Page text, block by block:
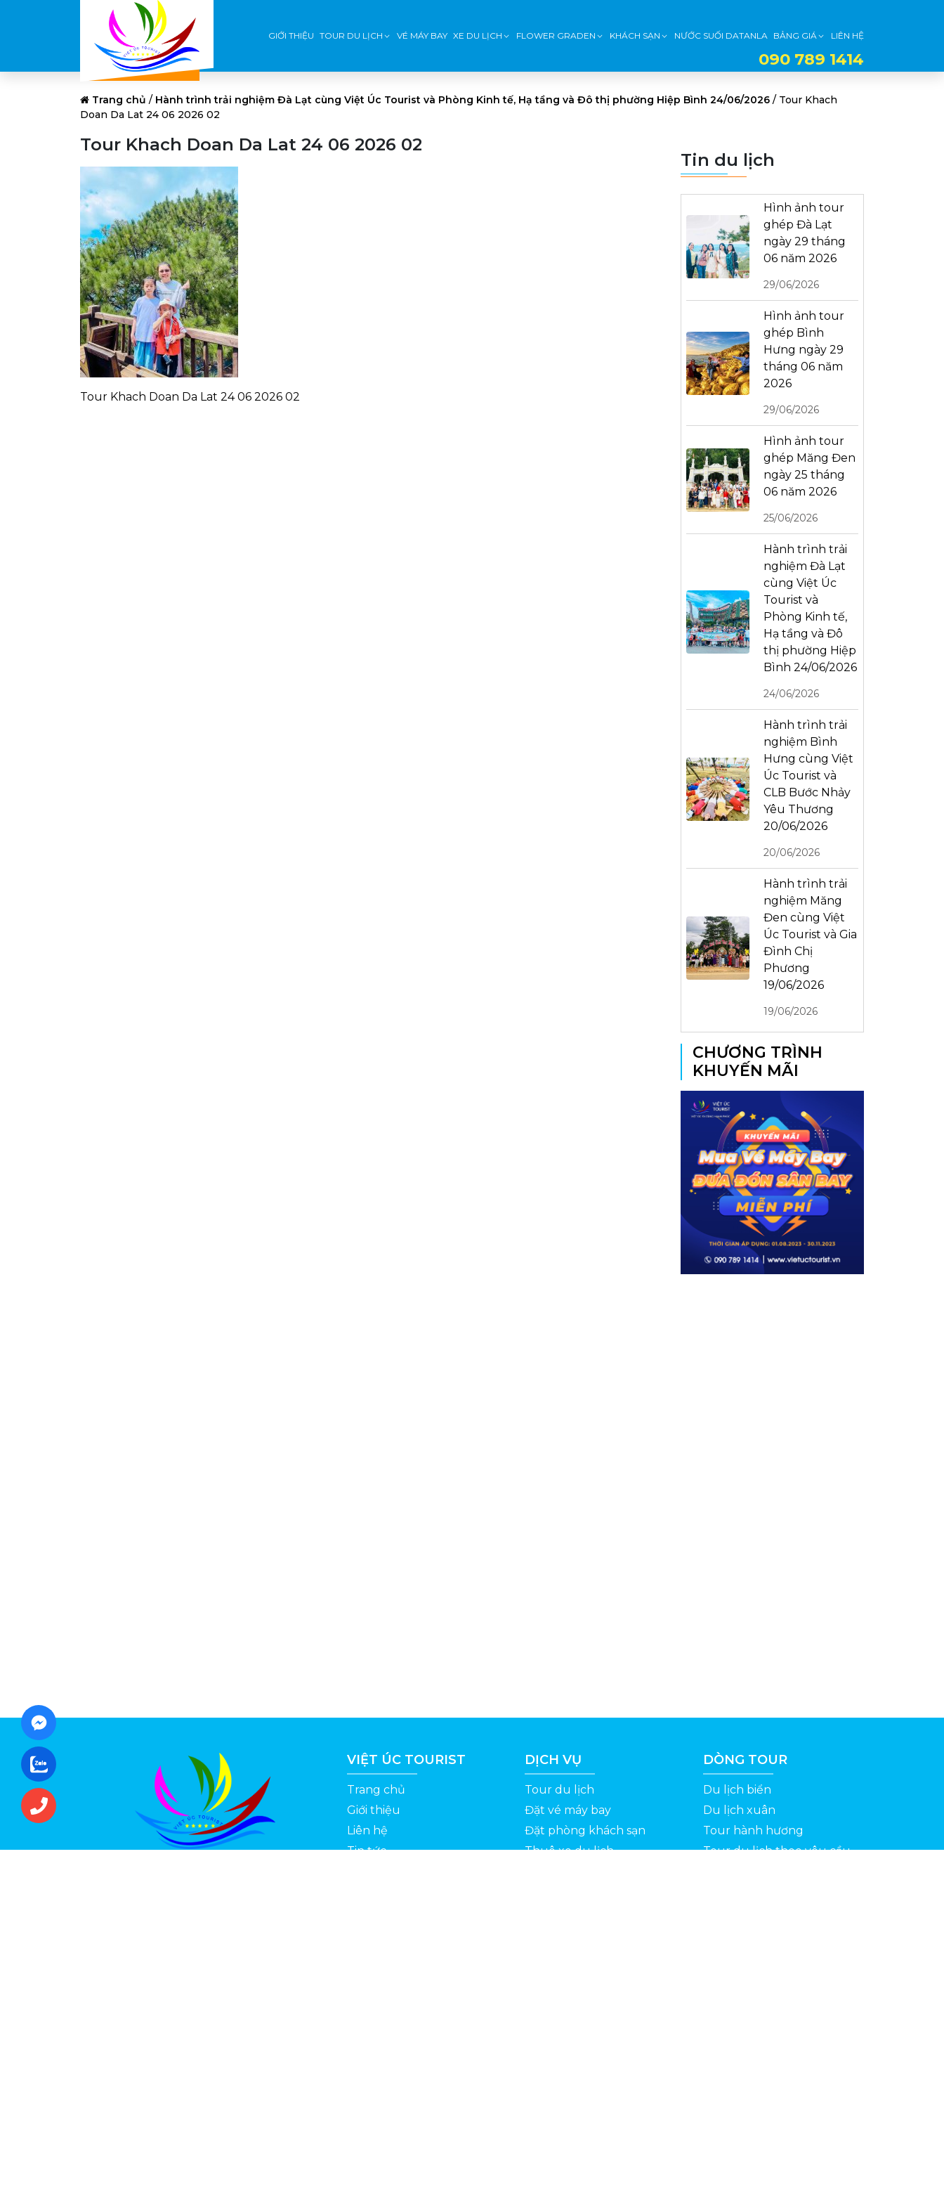
GIỚI THIỆU TOUR DU LỊCH VÉ MÁY BAY XE DU LỊCH FLOWER GRADEN KHÁCH SẠN NƯỚC SUỐI DATANLA BẢNG GIÁ LIÊN HỆ
090 789 1414
Trang chủ / Hành trình trải nghiệm Đà Lạt cùng Việt Úc Tourist và Phòng Kinh tế, Hạ tầng và Đô thị phường Hiệp Bình 24/06/2026 / Tour Khach
Doan Da Lat 24 06 2026 02
Tour Khach Doan Da Lat 24 06 2026 02
Tour Khach Doan Da Lat 24 06 2026 02
Tin du lịch
Hình ảnh tour
ghép Đà Lạt
ngày 29 tháng
06 năm 2026
29/06/2026
Hình ảnh tour
ghép Bình
Hưng ngày 29
tháng 06 năm
2026
29/06/2026
Hình ảnh tour
ghép Măng Đen
ngày 25 tháng
06 năm 2026
25/06/2026
Hành trình trải
nghiệm Đà Lạt
cùng Việt Úc
Tourist và
Phòng Kinh tế,
Hạ tầng và Đô
thị phường Hiệp
Bình 24/06/2026
24/06/2026
Hành trình trải
nghiệm Bình
Hưng cùng Việt
Úc Tourist và
CLB Bước Nhảy
Yêu Thương
20/06/2026
20/06/2026
Hành trình trải
nghiệm Măng
Đen cùng Việt
Úc Tourist và Gia
Đình Chị
Phương
19/06/2026
19/06/2026
CHƯƠNG TRÌNH
KHUYẾN MÃI
VIỆT ÚC TOURIST
Trang chủ
Giới thiệu
Liên hệ
Tin tức
DỊCH VỤ
Tour du lịch
Đặt vé máy bay
Đặt phòng khách sạn
Thuê xe du lịch
DÒNG TOUR
Du lịch biển
Du lịch xuân
Tour hành hương
Tour du lịch theo yêu cầu